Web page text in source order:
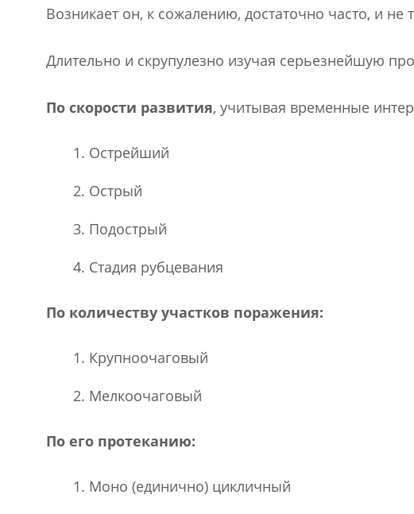
Возникает он, к сожалению, достаточно часто, и не
Длительно и скрупулезно изучая серьезнейшую
По скорости развития, учитывая временные
Острейший
Острый
Подострый
Стадия рубцевания
По количеству участков поражения:
Крупноочаговый
Мелкоочаговый
По его протеканию:
Моно (единично) цикличный